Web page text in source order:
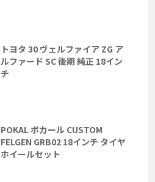
トヨタ 30 ヴェルファイア ZG ア
ルファード SC 後期 純正 18イン
チ
POKAL ポカール CUSTOM
FELGEN GRB02 18インチ タイヤ
ホイールセット